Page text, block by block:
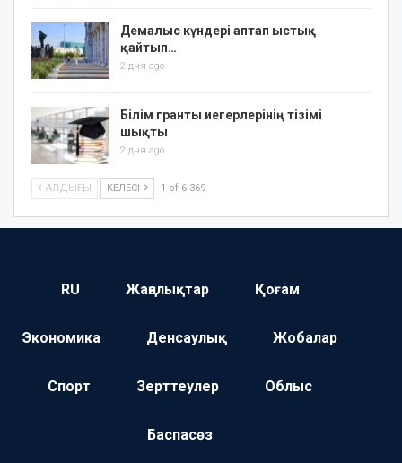
Демалыс күндері аптап ыстық
қайтып…
2 дня ago
Білім гранты иегерлерінің тізімі
шықты
2 дня ago
АЛДЫҢҒЫ КЕЛЕСІ 1 of 6 369
RU Жаңалықтар Қоғам
Экономика Денсаулық Жобалар
Спорт Зерттеулер Облыс
Баспасөз